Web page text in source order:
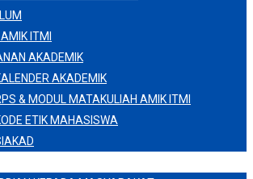
ITMI
AKADEMIK
AKADEMIK
& MODUL MATAKULIAH AMIK ITMI
ETIK MAHASISWA